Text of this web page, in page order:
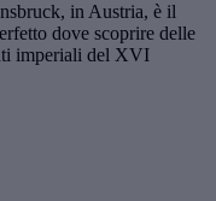
in Austria, è il
dove scoprire delle
imperiali del XVI